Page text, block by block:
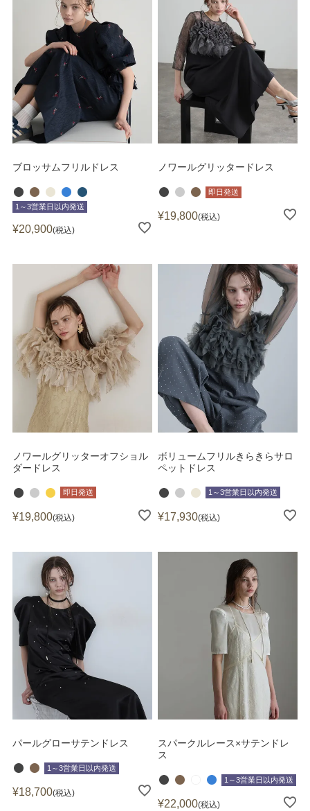
ブロッサムフリルドレス
1～3営業日以内発送
¥20,900 税込
ノワールグリッタードレス
即日発送
¥19,800 税込
ノワールグリッターオフショル
ダードレス
即日発送
¥19,800 税込
ボリュームフリルきらきらサロ
ペットドレス
1～3営業日以内発送
¥17,930 税込
パールグローサテンドレス
1～3営業日以内発送
¥18,700 税込
スパークルレース×サテンドレ
ス
1～3営業日以内発送
¥22,000 税込